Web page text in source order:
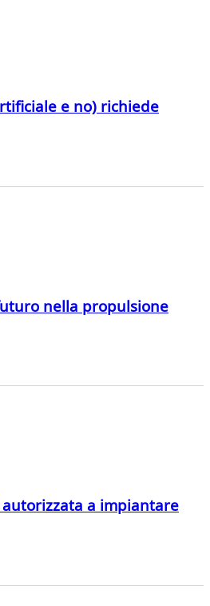
e no) richiede
nella propulsione
a impiantare